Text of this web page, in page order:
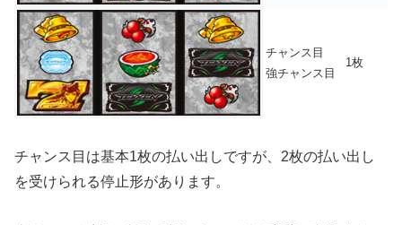
チャンス目
強チャンス目
1枚
チャンス目は基本1枚の払い出しですが、2枚の払い出し
を受けられる停止形があります。